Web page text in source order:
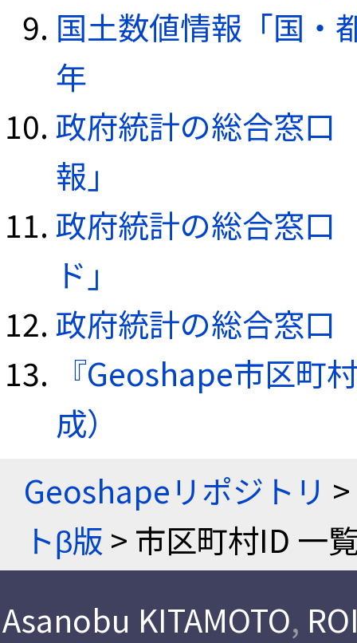
国土数値情報「国・
年
政府統計の総合窓口
報」
政府統計の総合窓口
ド」
政府統計の総合窓口
『Geoshape市区町
成）
Geoshapeリポジトリ >
トβ版 > 市区町村ID 一
Asanobu KITAMOTO,